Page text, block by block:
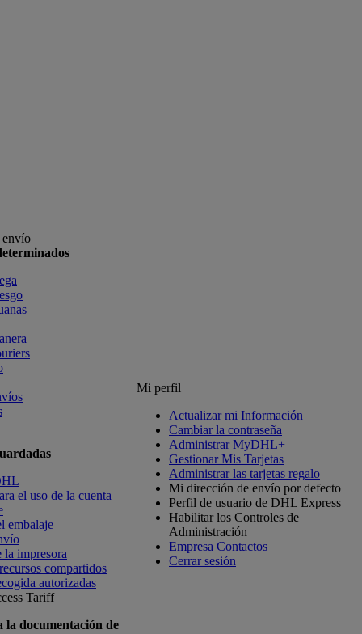
envío
el uso de la cuenta
embalaje
impresora
compartidos
autorizadas
Tariff
documentación de
Mi perfil
Actualizar mi Información
Cambiar la contraseña
Administrar MyDHL+
Gestionar Mis Tarjetas
Administrar las tarjetas regalo
Mi dirección de envío por defecto
Perfil de usuario de DHL Express
Habilitar los Controles de
Administración
Empresa Contactos
Cerrar sesión